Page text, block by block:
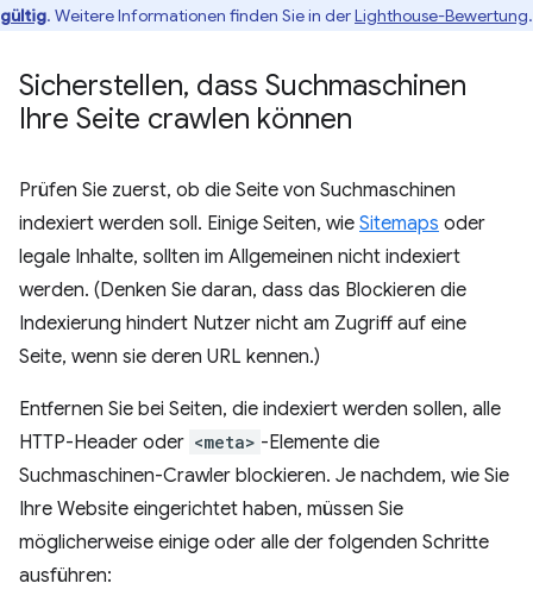
gültig. Weitere Informationen finden Sie in derLighthouse-Bewertung.
Sicherstellen, dass Suchmaschinen
Ihre Seite crawlen können
Prüfen Sie zuerst, ob die Seite von Suchmaschinen
indexiert werden soll. Einige Seiten, wie Sitemaps oder
legale Inhalte, sollten im Allgemeinen nicht indexiert
werden. (Denken Sie daran, dass das Blockieren die
Indexierung hindert Nutzer nicht am Zugriff auf eine
Seite, wenn sie deren URL kennen.)
Entfernen Sie bei Seiten, die indexiert werden sollen, alle
HTTP-Header oder <meta> -Elemente die
Suchmaschinen-Crawler blockieren. Je nachdem, wie Sie
Ihre Website eingerichtet haben, müssen Sie
möglicherweise einige oder alle der folgenden Schritte
ausführen: